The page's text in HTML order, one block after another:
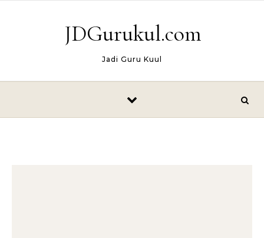
JDGurukul.com
Jadi Guru Kuul